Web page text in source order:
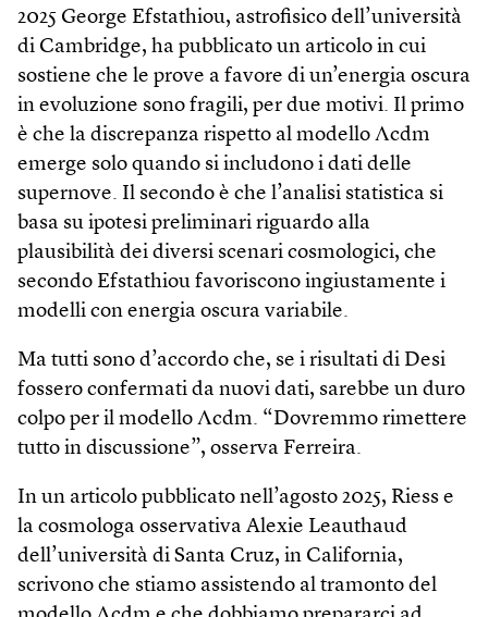
2025 George Efstathiou, astrofisico dell’università
di Cambridge, ha pubblicato un articolo in cui
sostiene che le prove a favore di un’energia oscura
in evoluzione sono fragili, per due motivi. Il primo
è che la discrepanza rispetto al modello Λcdm
emerge solo quando si includono i dati delle
supernove. Il secondo è che l’analisi statistica si
basa su ipotesi preliminari riguardo alla
plausibilità dei diversi scenari cosmologici, che
secondo Efstathiou favoriscono ingiustamente i
modelli con energia oscura variabile.
Ma tutti sono d’accordo che, se i risultati di Desi
fossero confermati da nuovi dati, sarebbe un duro
colpo per il modello Λcdm. “Dovremmo rimettere
tutto in discussione”, osserva Ferreira.
In un articolo pubblicato nell’agosto 2025, Riess e
la cosmologa osservativa Alexie Leauthaud
dell’università di Santa Cruz, in California,
scrivono che stiamo assistendo al tramonto del